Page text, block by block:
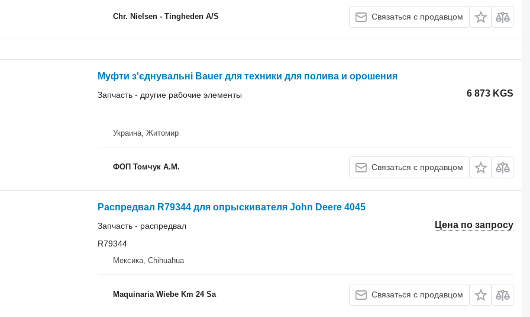
Chr. Nielsen - Tingheden A/S Связаться с продавцом
Муфти з'єднувальні Bauer для техники для полива и орошения
6 873 KGS
Запчасть - другие рабочие элементы
Украина, Житомир
ФОП Томчук А.М. Связаться с продавцом
Распредвал R79344 для опрыскивателя John Deere 4045
Цена по запросу
Запчасть - распредвал
R79344
Мексика, Chihuahua
Maquinaria Wiebe Km 24 Sa Связаться с продавцом